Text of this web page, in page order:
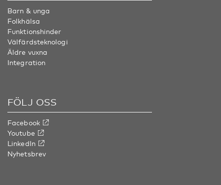
Barn & unga
Folkhälsa
Funktionshinder
Välfärdsteknologi
Äldre vuxna
Integration
FÖLJ OSS
Facebook
Youtube
LinkedIn
Nyhetsbrev